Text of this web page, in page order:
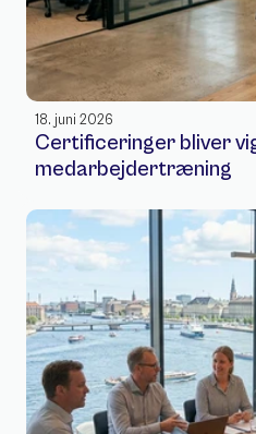
18. juni 2026
Certificeringer bliver
medarbejdertræning